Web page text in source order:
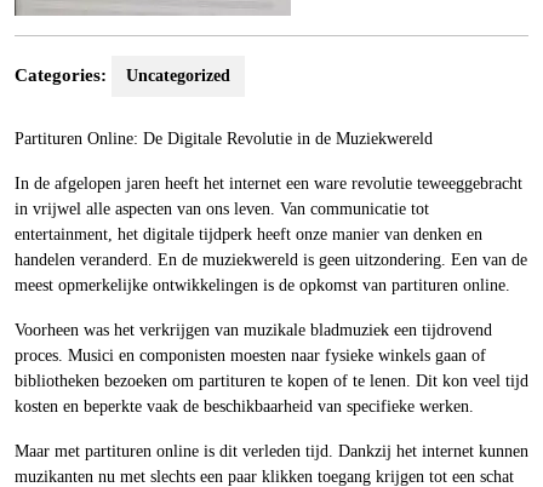
Categories: Uncategorized
Partituren Online: De Digitale Revolutie in de Muziekwereld
In de afgelopen jaren heeft het internet een ware revolutie teweeggebracht
in vrijwel alle aspecten van ons leven. Van communicatie tot
entertainment, het digitale tijdperk heeft onze manier van denken en
handelen veranderd. En de muziekwereld is geen uitzondering. Een van de
meest opmerkelijke ontwikkelingen is de opkomst van partituren online.
Voorheen was het verkrijgen van muzikale bladmuziek een tijdrovend
proces. Musici en componisten moesten naar fysieke winkels gaan of
bibliotheken bezoeken om partituren te kopen of te lenen. Dit kon veel tijd
kosten en beperkte vaak de beschikbaarheid van specifieke werken.
Maar met partituren online is dit verleden tijd. Dankzij het internet kunnen
muzikanten nu met slechts een paar klikken toegang krijgen tot een schat